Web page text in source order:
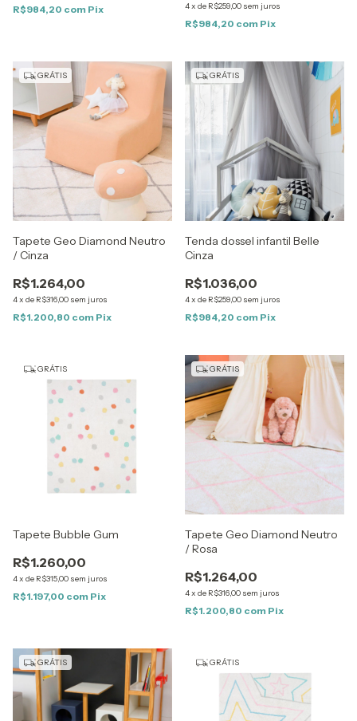
R$984,20 com Pix 4x de R$259,00 sem juros
R$984,20 com Pix
GRÁTIS
Tapete Geo Diamond Neutro
/ Cinza
R$1.264,00
4x de R$316,00 sem juros
R$1.200,80 com Pix
GRÁTIS
Tenda dossel infantil Belle
Cinza
R$1.036,00
4x de R$259,00 sem juros
R$984,20 com Pix
GRÁTIS
Tapete Bubble Gum
R$1.260,00
4x de R$315,00 sem juros
R$1.197,00 com Pix
GRÁTIS
Tapete Geo Diamond Neutro
/ Rosa
R$1.264,00
4x de R$316,00 sem juros
R$1.200,80 com Pix
GRÁTIS GRÁTIS